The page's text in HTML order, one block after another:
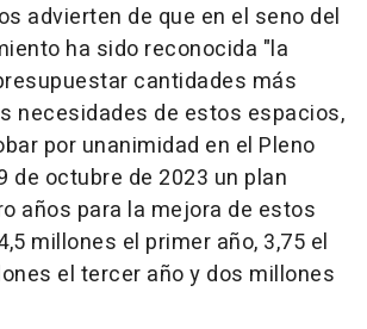
advierten de que en el seno del
ha sido reconocida "la
cantidades más
necesidades de estos espacios,
por unanimidad en el Pleno
de octubre de 2023 un plan
años para la mejora de estos
millones el primer año, 3,75 el
el tercer año y dos millones